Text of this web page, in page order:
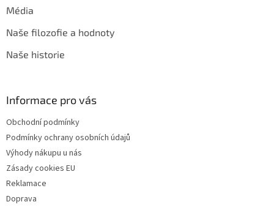
Média
Naše filozofie a hodnoty
Naše historie
Informace pro vás
Obchodní podmínky
Podmínky ochrany osobních údajů
Výhody nákupu u nás
Zásady cookies EU
Reklamace
Doprava